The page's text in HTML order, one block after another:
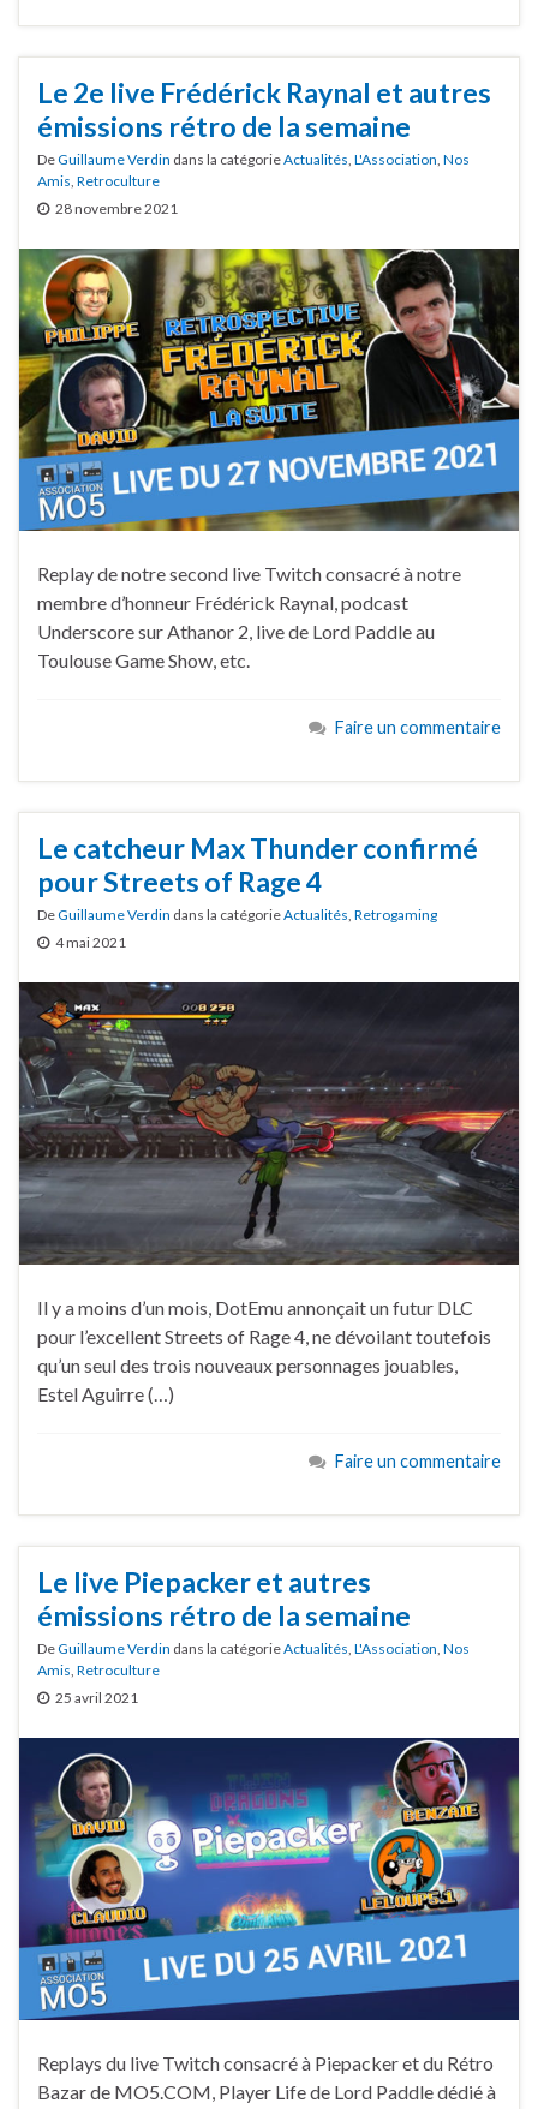
Le 2e live Frédérick Raynal et autres
émissions rétro de la semaine
DeGuillaume Verdin dans la catégorieActualités, L'Association, Nos
Amis, Retroculture
28 novembre 2021
Replay de notre second live Twitch consacré à notre
membre d’honneur Frédérick Raynal, podcast
Underscore sur Athanor 2, live de Lord Paddle au
Toulouse Game Show, etc.
Faire un commentaire
Le catcheur Max Thunder confirmé
pour Streets of Rage 4
DeGuillaume Verdin dans la catégorieActualités, Retrogaming
4 mai 2021
Il y a moins d’un mois, DotEmu annonçait un futur DLC
pour l’excellent Streets of Rage 4, ne dévoilant toutefois
qu’un seul des trois nouveaux personnages jouables,
Estel Aguirre (…)
Faire un commentaire
Le live Piepacker et autres
émissions rétro de la semaine
DeGuillaume Verdin dans la catégorieActualités, L'Association, Nos
Amis, Retroculture
25 avril 2021
Replays du live Twitch consacré à Piepacker et du Rétro
Bazar de MO5.COM, Player Life de Lord Paddle dédié à